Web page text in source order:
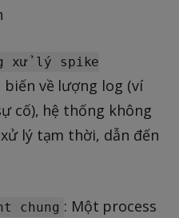
xử lý spike
biến về lượng log (ví
cố), hệ thống không
lý tạm thời, dẫn đến
chung : Một process